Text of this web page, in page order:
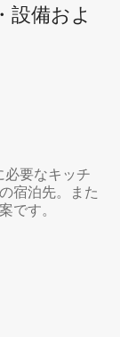
設⁠備⁠およ
必要なキッチ
宿泊先。また
です。